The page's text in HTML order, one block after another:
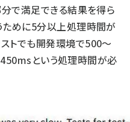
で満足できる結果を得ら
ために5分以上処理時間が
トでも開発環境で500～
という処理時間が必